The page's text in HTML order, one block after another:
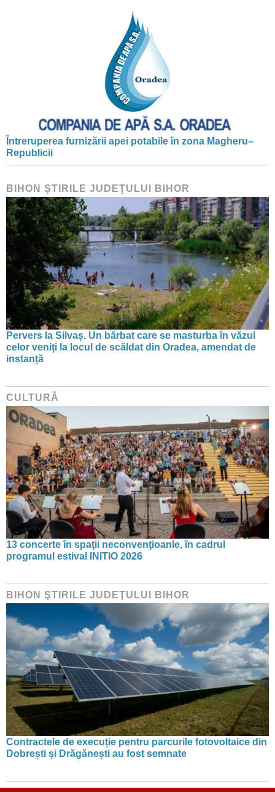
Întreruperea furnizării apei potabile în zona Magheru–
Republicii
BIHON ŞTIRILE JUDEŢULUI BIHOR
Pervers la Silvaș. Un bărbat care se masturba în văzul
celor veniți la locul de scăldat din Oradea, amendat de
instanță
CULTURĂ
13 concerte în spaţii neconvenţioanle, în cadrul
programul estival INITIO 2026
BIHON ŞTIRILE JUDEŢULUI BIHOR
Contractele de execuție pentru parcurile fotovoltaice din
Dobrești și Drăgănești au fost semnate